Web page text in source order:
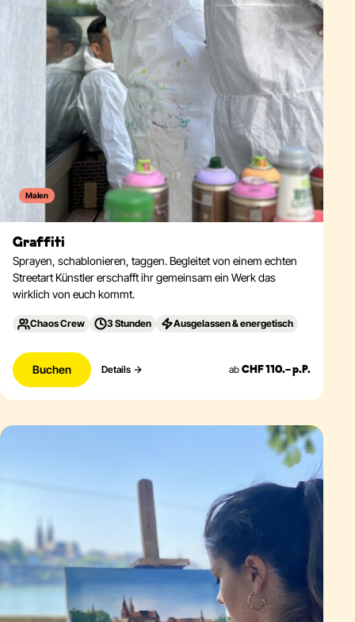
Malen
Graffiti
Sprayen, schablonieren, taggen. Begleitet von einem echten
Streetart Künstler erschafft ihr gemeinsam ein Werk das
wirklich von euch kommt.
Chaos Crew 3 Stunden Ausgelassen & energetisch
Buchen Details ab CHF 110.– p.P.